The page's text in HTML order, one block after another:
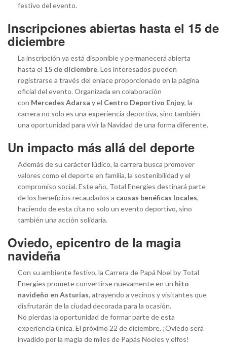
festivo del evento.
Inscripciones abiertas hasta el 15 de
diciembre
La inscripción ya está disponible y permanecerá abierta
hasta el 15 de diciembre. Los interesados pueden
registrarse a través del enlace proporcionado en la página
oficial del evento. Organizada en colaboración
con Mercedes Adarsa y el Centro Deportivo Enjoy, la
carrera no solo es una experiencia deportiva, sino también
una oportunidad para vivir la Navidad de una forma diferente.
Un impacto más allá del deporte
Además de su carácter lúdico, la carrera busca promover
valores como el deporte en familia, la sostenibilidad y el
compromiso social. Este año, Total Energies destinará parte
de los beneficios recaudados a causas benéficas locales,
haciendo de esta cita no solo un evento deportivo, sino
también una acción solidaria.
Oviedo, epicentro de la magia
navideña
Con su ambiente festivo, la Carrera de Papá Noel by Total
Energies promete convertirse nuevamente en un hito
navideño en Asturias, atrayendo a vecinos y visitantes que
disfrutarán de la ciudad decorada para la ocasión.
No pierdas la oportunidad de formar parte de esta
experiencia única. El próximo 22 de diciembre, ¡Oviedo será
invadido por la magia de miles de Papás Noeles y elfos!